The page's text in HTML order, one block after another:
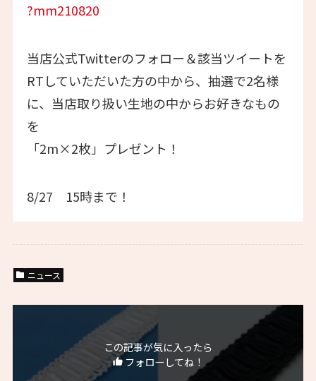
?mm210820
当店公式Twitterのフォロー＆該当ツイートを
RTしていただいた方の中から、抽選で2名様
に、当店取り扱い生地の中からお好きなもの
を
「2m×2枚」プレゼント！
8/27 15時まで！
ニュース
この記事が気に入ったら
フォローしてね！